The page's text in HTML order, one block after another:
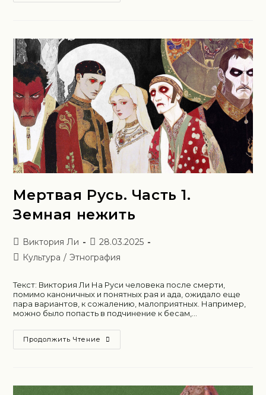
Мертвая Русь. Часть 1.
Земная нежить
Виктория Ли
28.03.2025
Культура / Этнография
Текст: Виктория Ли На Руси человека после смерти,
помимо каноничных и понятных рая и ада, ожидало еще
пара вариантов, к сожалению, малоприятных. Например,
можно было попасть в подчинение к бесам,…
Продолжить Чтение